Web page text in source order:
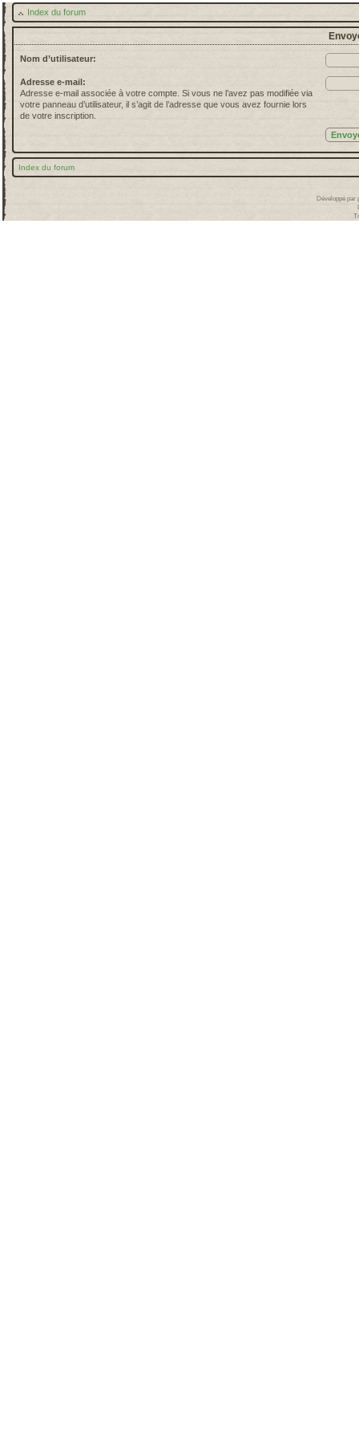
Index du forum
Nom d’utilisateur:
Adresse e-mail:
Adresse e-mail associée à votre compte. Si vous ne l’avez pas modifiée via
votre panneau d’utilisateur, il s’agit de l’adresse que vous avez fournie lors
de votre inscription.
Index du forum
Développé par